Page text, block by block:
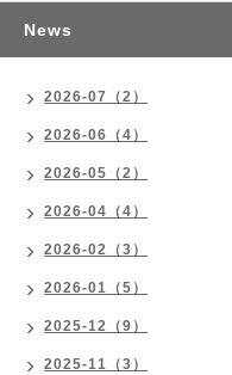
News
2026-07（2）
2026-06（4）
2026-05（2）
2026-04（4）
2026-02（3）
2026-01（5）
2025-12（9）
2025-11（3）